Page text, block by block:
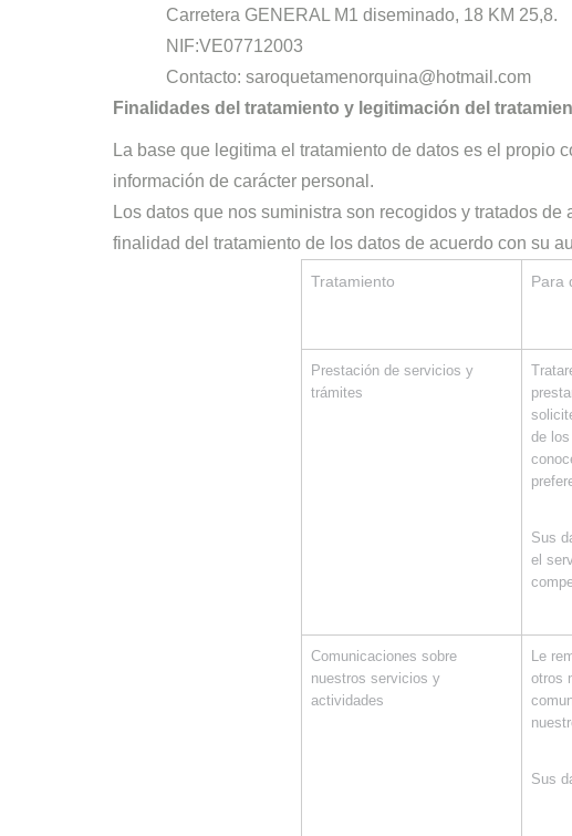
Carretera GENERAL M1 diseminado, 18 KM 25,8.
NIF:VE07712003
Contacto: saroquetamenorquina@hotmail.com
Finalidades del tratamiento y legitimación del
La base que legitima el tratamiento de datos es el
información de carácter personal.
Los datos que nos suministra son recogidos y tratados
finalidad del tratamiento de los datos de acuerdo con su
Tratamiento Para
Prestación de servicios y
trámites
de
Sus
el
Comunicaciones sobre
nuestros servicios y
actividades
Le
otros
Sus